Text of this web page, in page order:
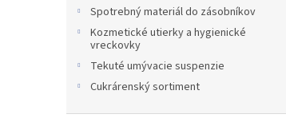
Spotrebný materiál do zásobníkov
Kozmetické utierky a hygienické
vreckovky
Tekuté umývacie suspenzie
Cukrárenský sortiment